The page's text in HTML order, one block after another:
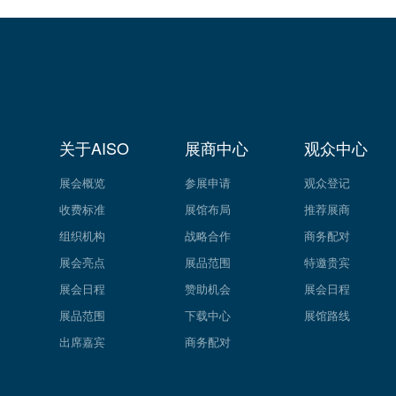
关于AISO
展会概览
收费标准
组织机构
展会亮点
展会日程
展品范围
出席嘉宾
展商中心
参展申请
展馆布局
战略合作
展品范围
赞助机会
下载中心
商务配对
观众中心
观众登记
推荐展商
商务配对
特邀贵宾
展会日程
展馆路线